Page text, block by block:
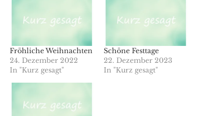
Fröhliche Weihnachten
24. Dezember 2022
In "Kurz gesagt"
Schöne Festtage
22. Dezember 2023
In "Kurz gesagt"